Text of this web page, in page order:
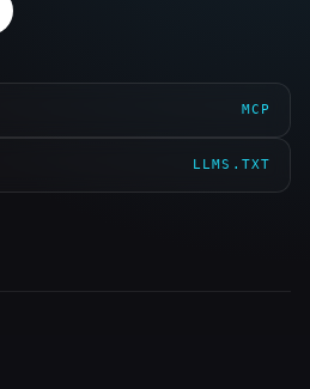
MCP
LLMS.TXT